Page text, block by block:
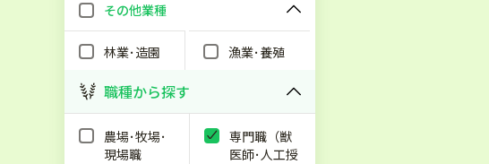
その他業種
林業･造園 漁業･養殖
職種から探す
農場･牧場･
現場職
専門職（獣
医師･人工授